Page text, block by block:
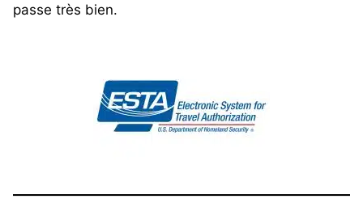
passe très bien.